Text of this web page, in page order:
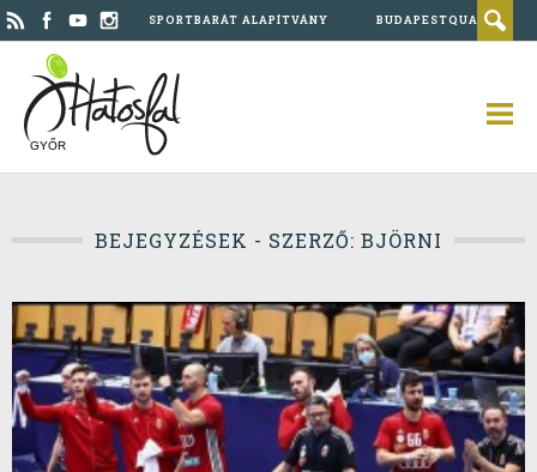
SPORTBARÁT ALAPÍTVÁNY BUDAPESTQUAD
GYŐR
BEJEGYZÉSEK - SZERZŐ: BJÖRNI